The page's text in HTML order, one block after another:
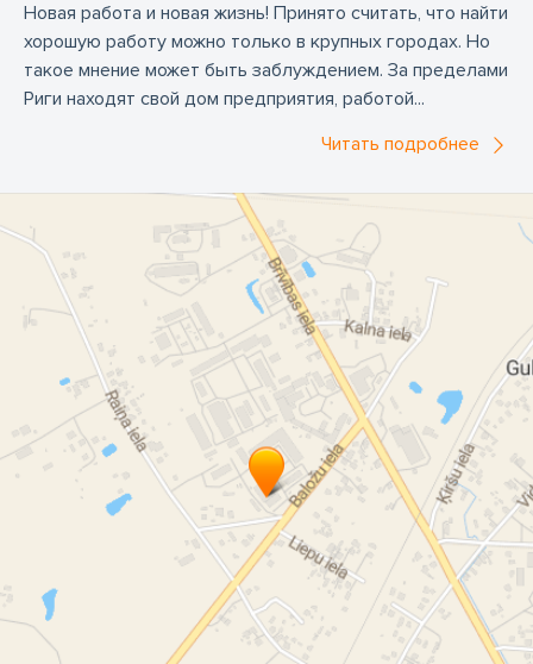
Новая работа и новая жизнь! Принято считать, что найти
хорошую работу можно только в крупных городах. Но
такое мнение может быть заблуждением. За пределами
Риги находят свой дом предприятия, работой...
Читать подробнее